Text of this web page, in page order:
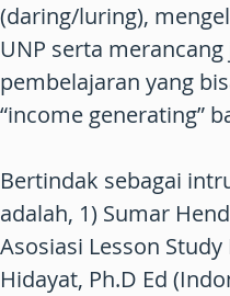
(daring/luring),
UNP serta
pembelajaran yang
“income generating”
Bertindak sebagai
adalah, 1) Sumar
Asosiasi Lesson
Hidayat, Ph.D Ed